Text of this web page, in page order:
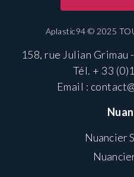
Aplastic94 © 2025
158, rue Julian
Tél. + 33
Email :
Nuancier